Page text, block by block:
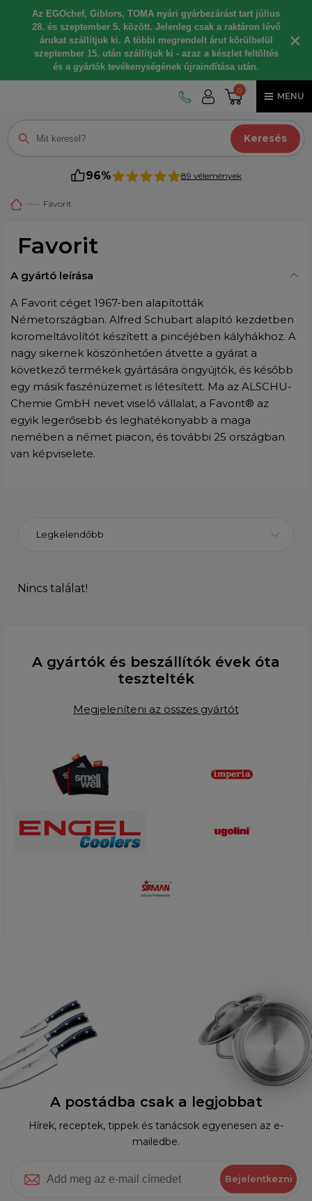
Az EGOchef, Giblors, TOMA nyári gyárbezárást tart július
28. és szeptember 5. között. Jelenleg csak a raktáron lévő
árukat szállítjuk ki. A többi megrendelt árut körülbelül
szeptember 15. után szállítjuk ki - azaz a készlet feltöltés
és a gyártók tevékenységének újraindítása után.
×
0
MENU
Keresés
96% 89 vélemények
Favorit
Favorit
A gyártó leírása
A Favorit céget 1967-ben alapították
Németországban. Alfred Schubart alapító kezdetben
koromeltávolítót készített a pincéjében kályhákhoz. A
nagy sikernek köszönhetően átvette a gyárat a
következő termékek gyártására öngyújtók, és később
egy másik faszénüzemet is létesített. Ma az ALSCHU-
Chemie GmbH nevet viselő vállalat, a Favorit® az
egyik legerősebb és leghatékonyabb a maga
nemében a német piacon, és további 25 országban
van képviselete.
Legkelendőbb
Nincs találat!
A gyártók és beszállítók évek óta
tesztelték
Megjeleníteni az összes gyártót
A postádba csak a legjobbat
Hírek, receptek, tippek és tanácsok egyenesen az e-
mailedbe.
Bejelentkezni